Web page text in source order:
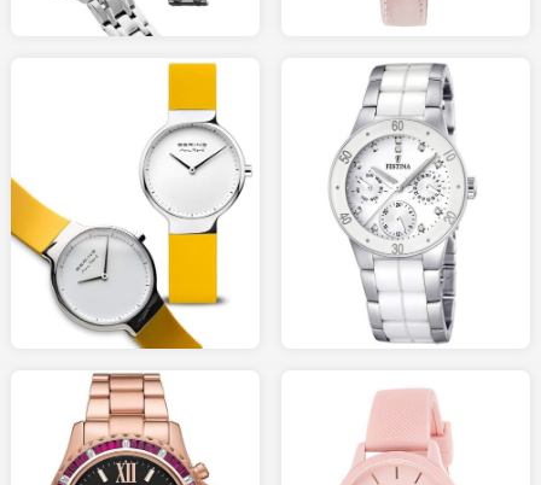
128.00
AMAZON.fr
95.00
AMAZON.fr